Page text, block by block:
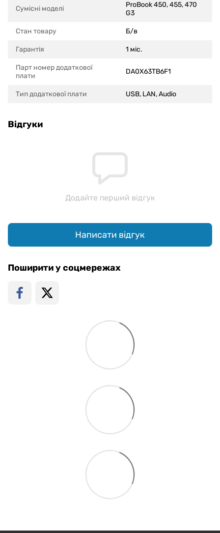
Сумісні моделi
ProBook 450, 455, 470
G3
Стан товару Б/в
Гарантія 1 міс.
Парт номер додаткової
плати
DA0X63TB6F1
Тип додаткової плати USB, LAN, Audio
Відгуки
Додайте перший відгук
Написати відгук
Поширити у соцмережах